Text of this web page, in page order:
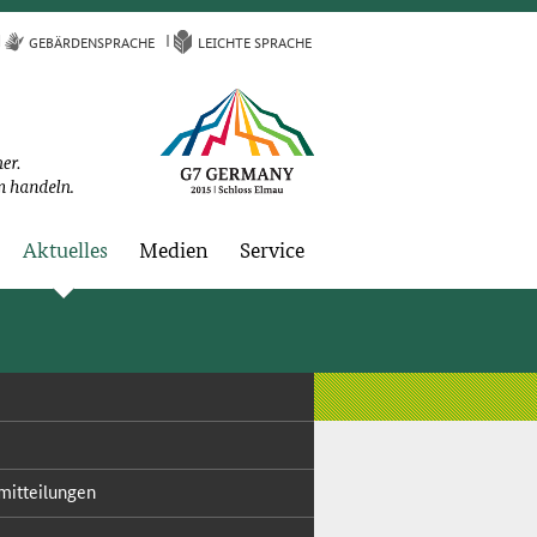
GE­BÄR­DEN­SPRA­CHE LEICH­TE SPRA­CHE
Ak­tu­el­les Me­di­en Ser­vice